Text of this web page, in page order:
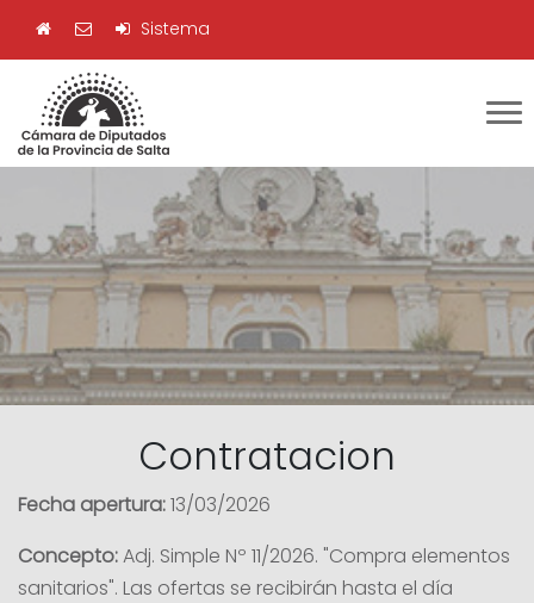
Sistema
Contratacion
Fecha apertura:13/03/2026
Concepto:Adj. Simple Nº 11/2026. "Compra elementos
sanitarios". Las ofertas se recibirán hasta el día